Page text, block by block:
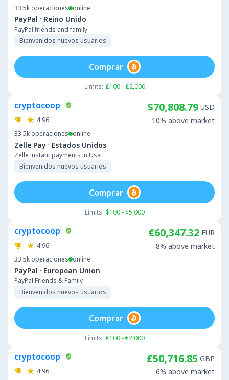
33.5k operaciones online
PayPal · Reino Unido
PayPal friends and family
Bienvenidos nuevos usuarios
Limits: £100 - £2,000
Comprar
cryptocoop
4.96
33.5k operaciones online
Zelle Pay · Estados Unidos
Zelle instant payments in Usa
Bienvenidos nuevos usuarios
$70,808.79 USD
10% above market
Limits: $100 - $5,000
Comprar
cryptocoop
4.96
33.5k operaciones online
PayPal · European Union
PayPal Friends & Family
Bienvenidos nuevos usuarios
€60,347.32 EUR
8% above market
Limits: €100 - €2,000
Comprar
cryptocoop
4.96
£50,716.85 GBP
6% above market